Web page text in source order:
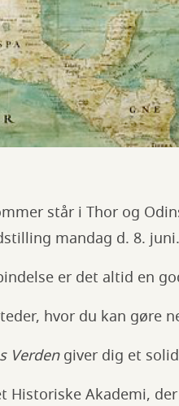
står i Thor og
mandag d. 8. juni.
er det altid en
hvor du kan gøre
Verdengiver dig et
Historiske Akademi,